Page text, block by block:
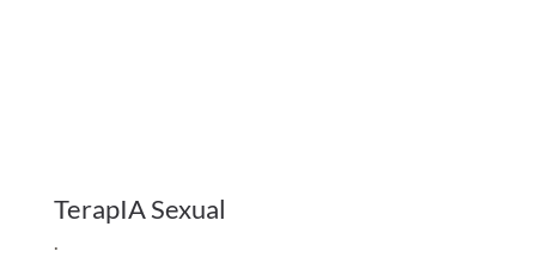
TerapIA Sexual
.